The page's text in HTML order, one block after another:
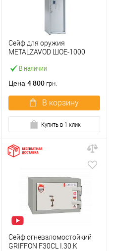
В наличии
Сейф для оружия
METALZAVOD ШОЕ-1000
Цена 4 800 грн.
В корзину
Купить в 1 клик
Сейф огневзломостойкий
GRIFFON F30CL I.30.K